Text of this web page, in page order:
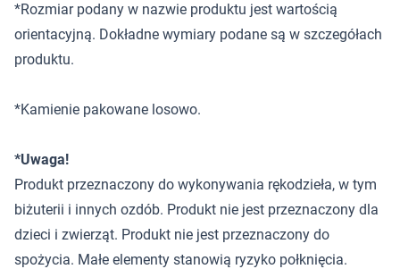
*Rozmiar podany w nazwie produktu jest wartością
orientacyjną. Dokładne wymiary podane są w szczegółach
produktu.
*Kamienie pakowane losowo.
*Uwaga!
Produkt przeznaczony do wykonywania rękodzieła, w tym
biżuterii i innych ozdób. Produkt nie jest przeznaczony dla
dzieci i zwierząt. Produkt nie jest przeznaczony do
spożycia. Małe elementy stanowią ryzyko połknięcia.